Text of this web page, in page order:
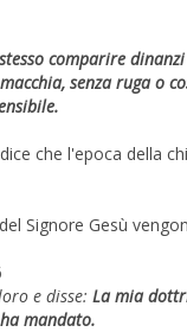
comparire dinanzi
senza ruga o
che l'epoca della
Signore Gesù
e disse: La mia
mandato.